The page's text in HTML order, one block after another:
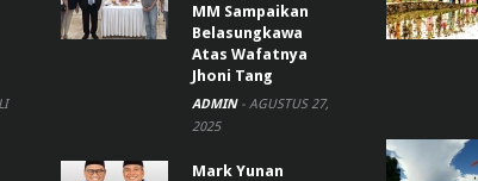
MM Sampaikan
Belasungkawa
Atas Wafatnya
Jhoni Tang
ADMIN - AGUSTUS 27,
2025
Mark Yunan